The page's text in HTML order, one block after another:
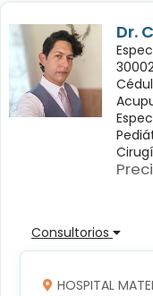
Dr.
Consultorios
HOSPITAL